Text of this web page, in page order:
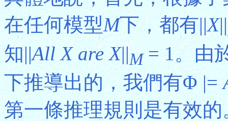
在任何模型M下，都有||X||
知||All X are X||M= 1。由
下推導出的，我們有Φ |=
第一條推理規則是有效